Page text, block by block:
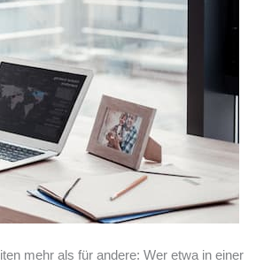
mehr als für andere: Wer etwa in einer